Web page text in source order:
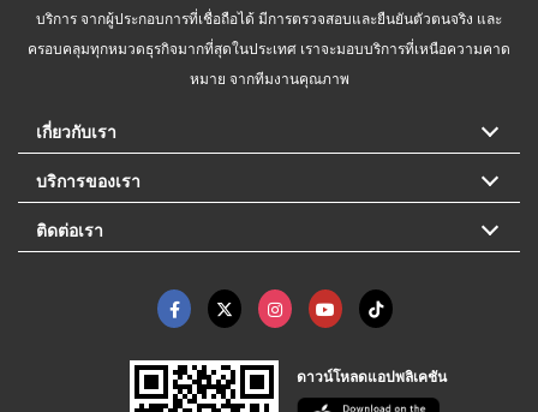
บริการ จากผู้ประกอบการที่เชื่อถือได้ มีการตรวจสอบและยืนยันตัวตนจริง และ
ครอบคลุมทุกหมวดธุรกิจมากที่สุดในประเทศ เราจะมอบบริการที่เหนือความคาด
หมาย จากทีมงานคุณภาพ
เกี่ยวกับเรา
บริการของเรา
ติดต่อเรา
ดาวน์โหลดแอปพลิเคชัน